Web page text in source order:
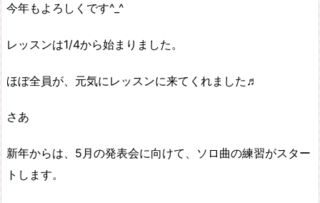
今年もよろしくです^_^
レッスンは1/4から始まりました。
ほぼ全員が、元気にレッスンに来てくれました♬
さあ
新年からは、5月の発表会に向けて、ソロ曲の練習がスター
トします。